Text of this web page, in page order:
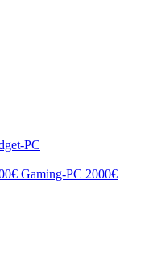
PC
Gaming-PC 2000€